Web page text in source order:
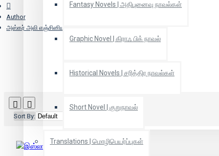
Fantasy Novels | அதிபுனைவு நாவல்கள்
Graphic Novel | கிராஃ பிக் நாவல்
Historical Novels | சரித்திர நாவல்கள்
Short Novel | குறுநாவல்
Translations | மொழிபெயர்ப்புகள்
Author
அஸ்கர் அலி எஞ்சினியர்
Sort By: